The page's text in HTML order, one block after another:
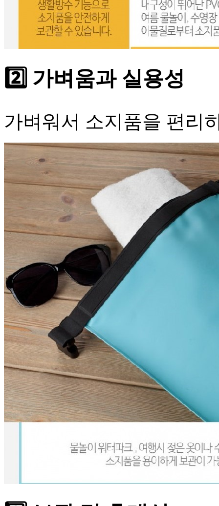
2️⃣ 가벼움과 실용성
가벼워서 소지품을 편리